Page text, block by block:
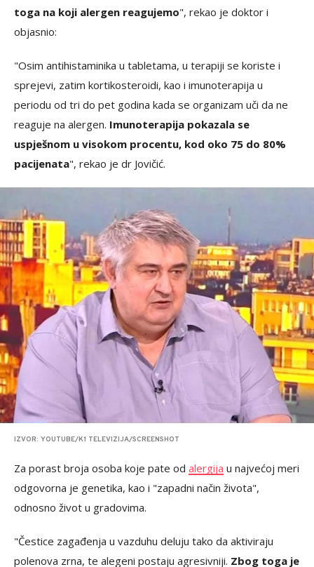
toga na koji alergen reagujemo", rekao je doktor i
objasnio:
"Osim antihistaminika u tabletama, u terapiji se koriste i
sprejevi, zatim kortikosteroidi, kao i imunoterapija u
periodu od tri do pet godina kada se organizam uči da ne
reaguje na alergen. Imunoterapija pokazala se
uspješnom u visokom procentu, kod oko 75 do 80%
pacijenata", rekao je dr Jovičić.
IZVOR: YOUTUBE/K1 TELEVIZIJA/SCREENSHOT
Za porast broja osoba koje pate od alergija u najvećoj meri
odgovorna je genetika, kao i "zapadni način života",
odnosno život u gradovima.
"Čestice zagađenja u vazduhu deluju tako da aktiviraju
polenova zrna, te alegeni postaju agresivniji. Zbog toga je